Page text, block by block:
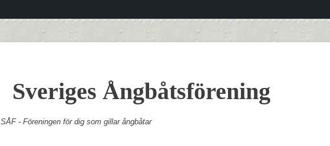
Sveriges Ångbåtsförening
SÅF - Föreningen för dig som gillar ångbåtar